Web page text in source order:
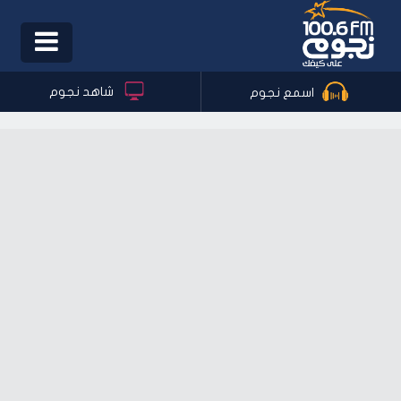
Toggle
اسمع نجوم شاهد نجوم